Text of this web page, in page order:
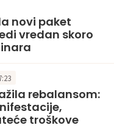
novi paket
vredan skoro
rebalansom:
troškove